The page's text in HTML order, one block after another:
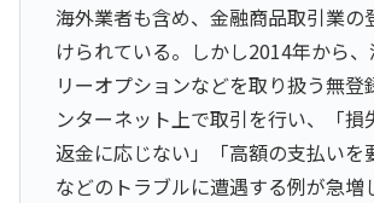
海外業者も含め、金融商品取引業の
けられている。しかし2014年から
リーオプションなどを取り扱う無登
ンターネット上で取引を行い、「損
返金に応じない」「高額の支払いを
などのトラブルに遭遇する例が急増